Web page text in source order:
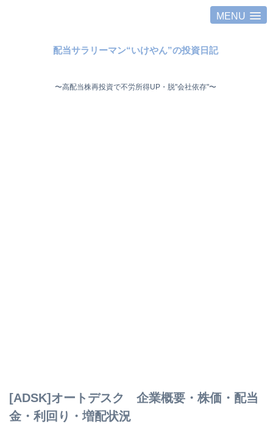
MENU
配当サラリーマン“いけやん”の投資日記 ​
〜高配当株再投資で不労所得UP・脱"会社依存"〜 ​
[ADSK]オートデスク 企業概要・株価・配当
金・利回り・増配状況